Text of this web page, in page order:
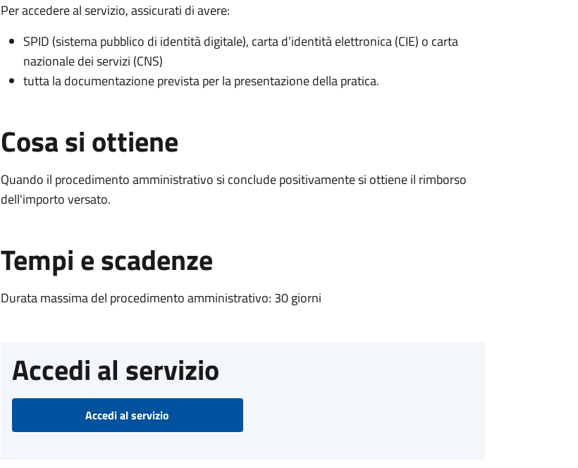
Per accedere al servizio, assicurati di avere:
SPID (sistema pubblico di identità digitale), carta d’identità elettronica (CIE) o carta
nazionale dei servizi (CNS)
tutta la documentazione prevista per la presentazione della pratica.
Cosa si ottiene
Quando il procedimento amministrativo si conclude positivamente si ottiene il rimborso
dell'importo versato.
Tempi e scadenze
Durata massima del procedimento amministrativo: 30 giorni
Accedi al servizio
Accedi al servizio